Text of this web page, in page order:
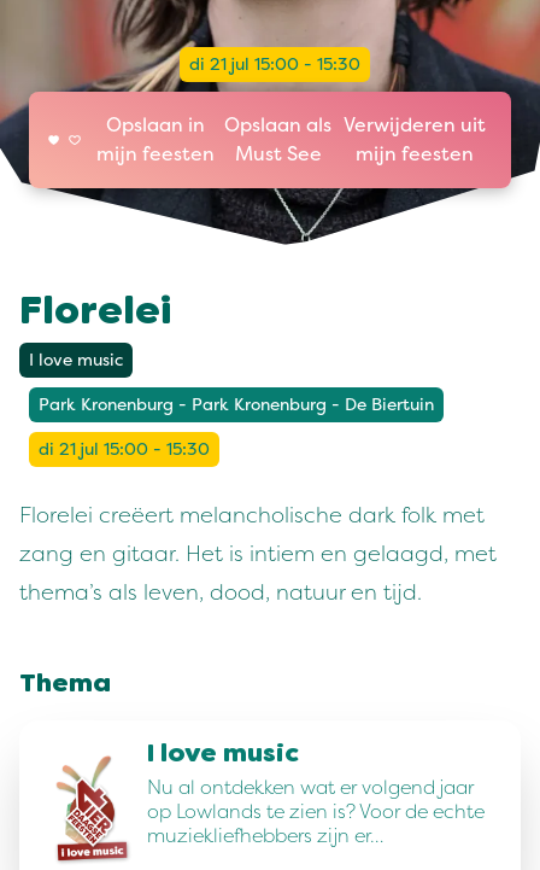
di 21 jul 15:00 - 15:30
Opslaan in
mijn feesten
Opslaan als
Must See
Verwijderen uit
mijn feesten
Florelei
I love music
Park Kronenburg - Park Kronenburg - De Biertuin
di 21 jul 15:00 - 15:30
Florelei creëert melancholische dark folk met
zang en gitaar. Het is intiem en gelaagd, met
thema’s als leven, dood, natuur en tijd.
Thema
I love music
Nu al ontdekken wat er volgend jaar
op Lowlands te zien is? Voor de echte
muziekliefhebbers zijn er…